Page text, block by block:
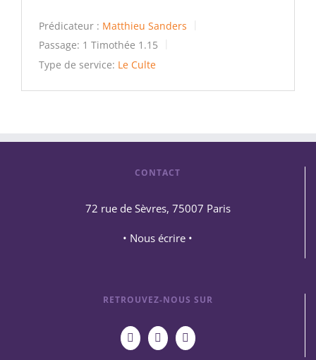
Prédicateur : Matthieu Sanders
Passage: 1 Timothée 1.15
Type de service: Le Culte
CONTACT
72 rue de Sèvres, 75007 Paris
• Nous écrire •
RETROUVEZ-NOUS SUR